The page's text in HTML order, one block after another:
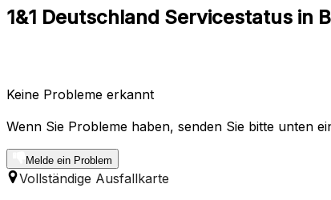
1&1 Deutschland Servicestatus in
Keine Probleme erkannt
Wenn Sie Probleme haben, senden Sie bitte unten
Melde ein Problem
Vollständige Ausfallkarte